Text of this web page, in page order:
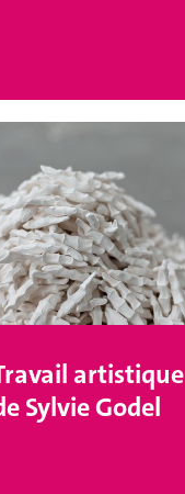
artistique
Sylvie Godel